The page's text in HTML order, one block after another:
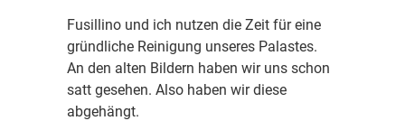
Fusillino und ich nutzen die Zeit für eine
gründliche Reinigung unseres Palastes.
An den alten Bildern haben wir uns schon
satt gesehen. Also haben wir diese
abgehängt.